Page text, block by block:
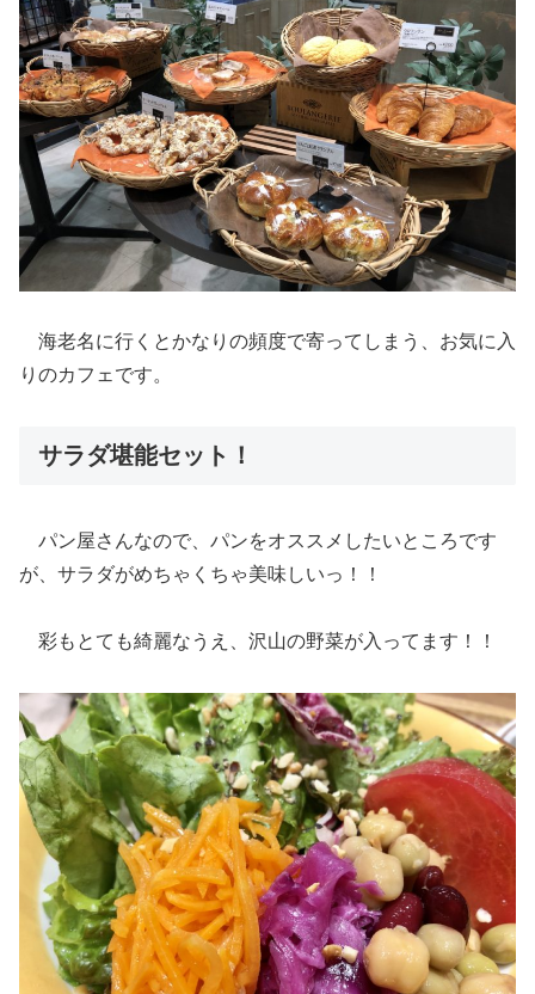
海老名に行くとかなりの頻度で寄ってしまう、お気に入
りのカフェです。
サラダ堪能セット！
パン屋さんなので、パンをオススメしたいところです
が、サラダがめちゃくちゃ美味しいっ！！
彩もとても綺麗なうえ、沢山の野菜が入ってます！！